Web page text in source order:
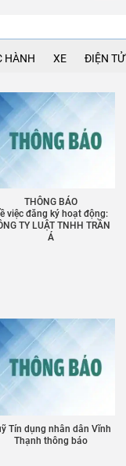
HÀNH XE ĐIỆN TỬ
THÔNG BÁO
việc đăng ký hoạt động:
TY LUẬT TNHH TRẦN
Á
Tín dụng nhân dân Vĩnh
Thạnh thông báo